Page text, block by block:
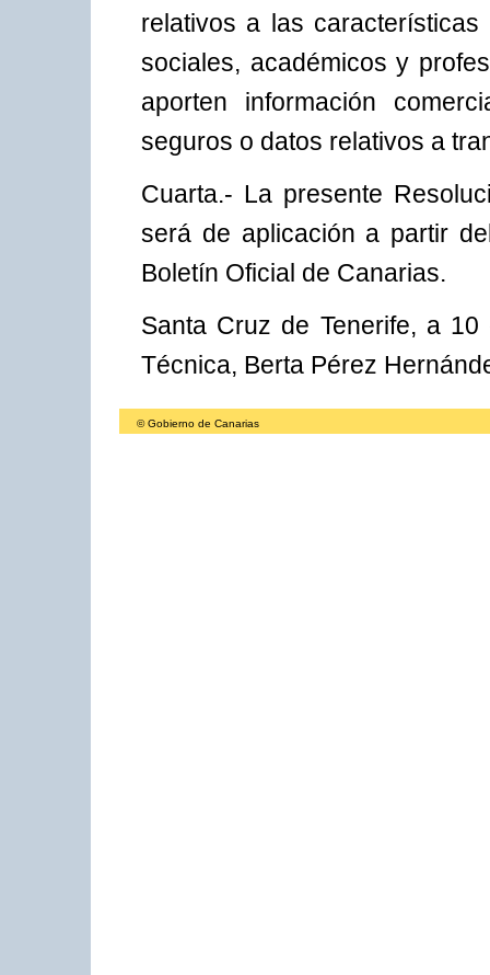
relativos a las
sociales, académicos y
aporten información
seguros o datos relativos a
Cuarta.- La presente
será de aplicación a partir
Boletín Oficial de Canarias.
Santa Cruz de Tenerife, a
Técnica, Berta Pérez
© Gobierno de Canarias